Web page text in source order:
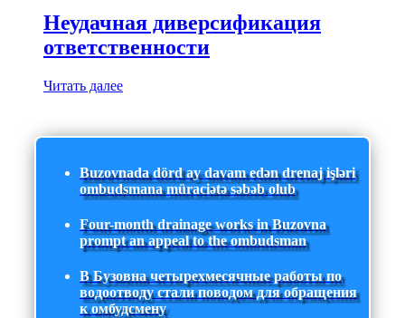
Неудачная диверсификация
ответственности
Читать далее
Buzovnada dörd ay davam edən drenaj işləri
ombudsmana müraciətə səbəb olub
Four-month drainage works in Buzovna
prompt an appeal to the ombudsman
В Бузовна четырехмесячные работы по
водоотводу стали поводом для обращения
к омбудсмену